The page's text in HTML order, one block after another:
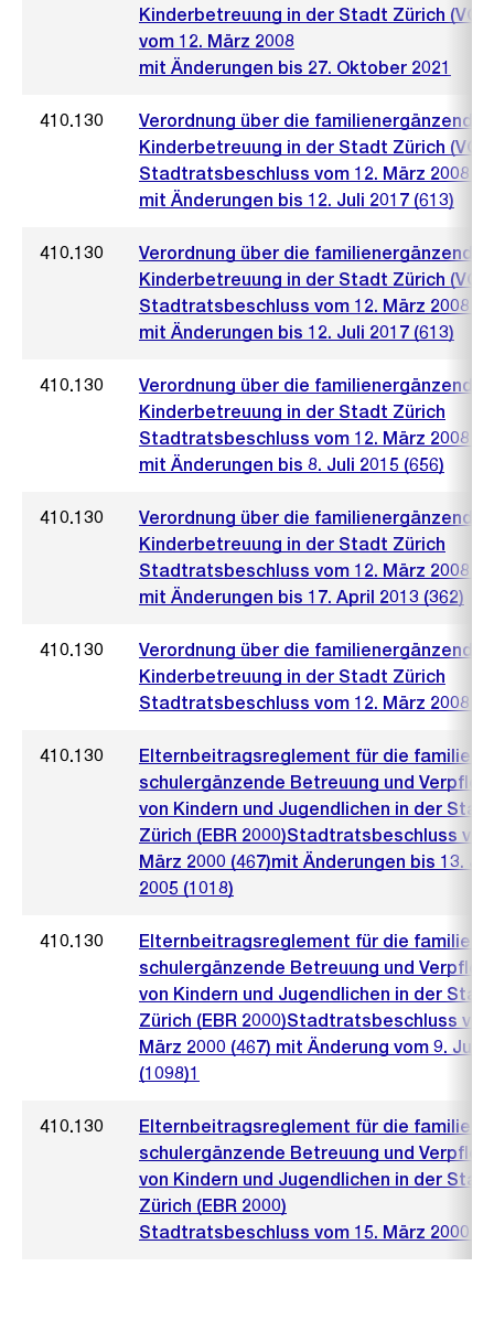
Kinderbetreuung in der Stadt Zürich (VO
vom 12. März 2008
mit Änderungen bis 27. Oktober 2021
410.130
Verordnung über die familienergänzende
Kinderbetreuung in der Stadt Zürich (VO
Stadtratsbeschluss vom 12. März 2008
mit Änderungen bis 12. Juli 2017 (613)
410.130
Verordnung über die familienergänzende
Kinderbetreuung in der Stadt Zürich (VO
Stadtratsbeschluss vom 12. März 2008
mit Änderungen bis 12. Juli 2017 (613)
410.130
Verordnung über die familienergänzende
Kinderbetreuung in der Stadt Zürich
Stadtratsbeschluss vom 12. März 2008
mit Änderungen bis 8. Juli 2015 (656)
410.130
Verordnung über die familienergänzende
Kinderbetreuung in der Stadt Zürich
Stadtratsbeschluss vom 12. März 2008
mit Änderungen bis 17. April 2013 (362)
410.130
Verordnung über die familienergänzende
Kinderbetreuung in der Stadt Zürich
Stadtratsbeschluss vom 12. März 2008
410.130
Elternbeitragsreglement für die familien-
schulergänzende Betreuung und
von Kindern und Jugendlichen in der
Zürich (EBR 2000)Stadtratsbeschluss
März 2000 (467)mit Änderungen bis 13.
2005 (1018)
410.130
Elternbeitragsreglement für die familien-
schulergänzende Betreuung und
von Kindern und Jugendlichen in der
Zürich (EBR 2000)Stadtratsbeschluss
März 2000 (467) mit Änderung vom 9. Juli
(1098)1
410.130
Elternbeitragsreglement für die familien-
schulergänzende Betreuung und
von Kindern und Jugendlichen in der
Zürich (EBR 2000)
Stadtratsbeschluss vom 15. März 2000